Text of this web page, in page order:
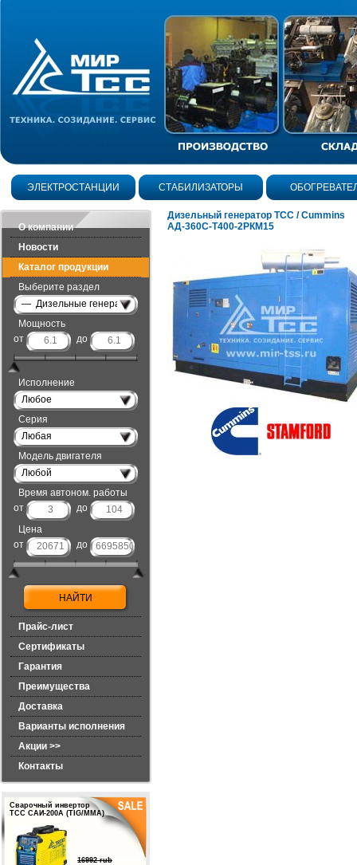
ЭЛЕКТРОСТАНЦИИ СТАБИЛИЗАТОРЫ
О компании
Новости
Каталог продукции
Выберите раздел
— Дизельные генераторы в шумозащитных кожухах
Мощность
от
до
Исполнение
Любое
Серия
Любая
Модель двигателя
Любой
Время автоном. работы
от
до
Цена
от
до
Прайс-лист
Сертификаты
Гарантия
Преимущества
Доставка
Варианты исполнения
Акции >>
Контакты
Сварочный инвертор
ТСС САИ-200А (TIG/MMA)
16992 rub
Дизельный генератор ТСС / Cummins
АД-360С-Т400-2РКМ15